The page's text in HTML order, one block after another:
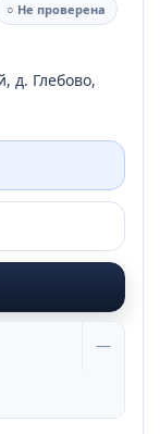
○ Не проверена
д. Глебово,
—